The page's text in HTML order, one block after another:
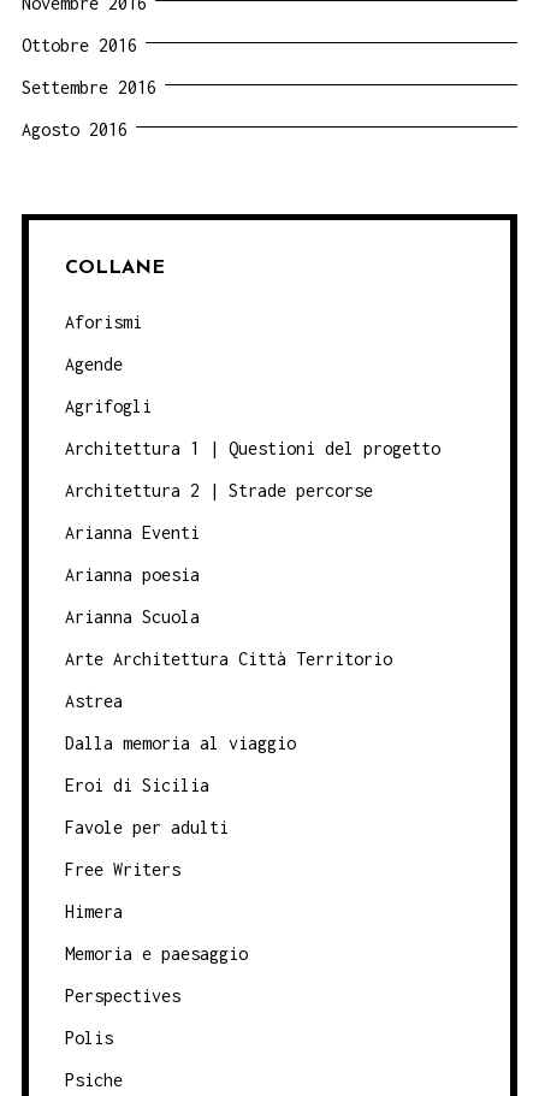
Ottobre 2016
Settembre 2016
Agosto 2016
COLLANE
Aforismi
Agende
Agrifogli
Architettura 1 | Questioni del progetto
Architettura 2 | Strade percorse
Arianna Eventi
Arianna poesia
Arianna Scuola
Arte Architettura Città Territorio
Astrea
Dalla memoria al viaggio
Eroi di Sicilia
Favole per adulti
Free Writers
Himera
Memoria e paesaggio
Perspectives
Polis
Psiche